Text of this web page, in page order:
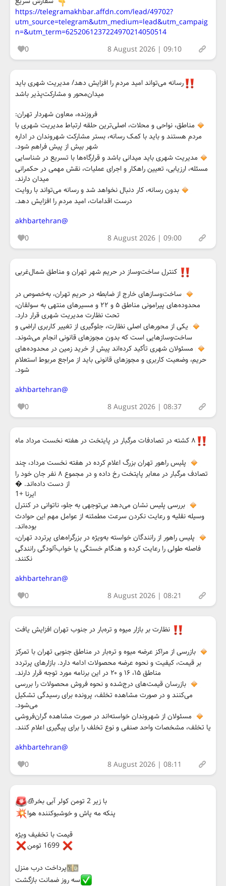
https://telegramakhbar.affdn.com/lead/49702?
utm_source=telegram&utm_medium=lead&utm_campaig
n=&utm_term=6252061237224970214050514
0
8 August 2026 | 09:10
رسانه می‌تواند امید مردم را افزایش دهد/ مدیریت شهری باید
میدان‌محور و مشارکت‌پذیر باشد
فروزنده، معاون شهردار تهران:
مناطق، نواحی و محلات، اصلی‌ترین حلقه ارتباط مدیریت شهری با
مردم هستند و باید با کمک رسانه، بستر مشارکت شهروندان در اداره
شهر بیش از پیش فراهم شود.
مدیریت شهری باید میدانی باشد و قرارگاه‌ها با تسریع در شناسایی
مسئله، ارزیابی، تعیین راهکار و اجرای عملیات، نقش مهمی در حکمرانی
میدان دارند.
بدون رسانه، کار دنبال نخواهد شد و رسانه می‌تواند با روایت
درست اقدامات، امید مردم را افزایش دهد.
@akhbartehran
0
8 August 2026 | 09:00
کنترل ساخت‌وساز در حریم شهر تهران و مناطق شمال‌غربی
ساخت‌وسازهای خارج از ضابطه در حریم تهران، به‌خصوص در
محدوده‌های پیرامونی مناطق ۵ و ۲۲ و مسیرهای منتهی به سولقان،
تحت نظارت مدیریت شهری قرار دارد.
یکی از محورهای اصلی نظارت، جلوگیری از تغییر کاربری اراضی و
ساخت‌وسازهایی است که بدون مجوزهای قانونی انجام می‌شوند.
مسئولان شهری تأکید کرده‌اند پیش از خرید زمین در محدوده‌های
حریم، وضعیت کاربری و مجوزهای قانونی باید از مراجع مربوط استعلام
شود.
@akhbartehran
0
8 August 2026 | 08:37
۸ کشته در تصادفات مرگبار در پایتخت در هفته نخست مرداد ماه
پلیس راهور تهران بزرگ اعلام کرده در هفته نخست مرداد، چند
تصادف مرگبار در معابر پایتخت رخ داده و در مجموع ۸ نفر جان خود را
از دست داده‌اند. �
ایرنا +1
بررسی پلیس نشان می‌دهد بی‌توجهی به جلو، ناتوانی در کنترل
وسیله نقلیه و رعایت نکردن سرعت مطمئنه از عوامل مهم این حوادث
بوده‌اند.
پلیس راهور از رانندگان خواسته به‌ویژه در بزرگراه‌های پرتردد تهران،
فاصله طولی را رعایت کرده و هنگام خستگی یا خواب‌آلودگی رانندگی
نکنند.
@akhbartehran
0
8 August 2026 | 08:21
نظارت بر بازار میوه و تره‌بار در جنوب تهران افزایش یافت
بازرسی از مراکز عرضه میوه و تره‌بار در مناطق جنوبی تهران با تمرکز
بر قیمت، کیفیت و نحوه عرضه محصولات ادامه دارد. بازارهای پرتردد
مناطق ۱۵، ۱۶ و ۲۰ در این برنامه مورد توجه قرار دارند.
بازرسان قیمت‌های درج‌شده و نحوه فروش محصولات را بررسی
می‌کنند و در صورت مشاهده تخلف، پرونده برای رسیدگی تشکیل
می‌شود.
مسئولان از شهروندان خواسته‌اند در صورت مشاهده گران‌فروشی
یا تخلف، مشخصات واحد صنفی و نوع تخلف را برای پیگیری اعلام کنند.
@akhbartehran
0
8 August 2026 | 08:11
با زیر 2 تومن کولر آبی بخر🧊
پنکه مه پاش و خوشبوکننده هوا
قیمت با تخفیف ویژه
پرداخت درب منزل
سه روز ضمانت بازگشت